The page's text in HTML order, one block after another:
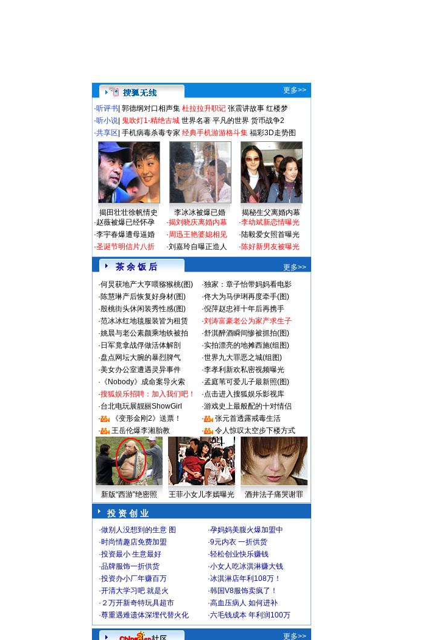
更多>>
·听评书 郭德纲对口相声集 杜拉拉升职记 张震讲故事 红楼梦
·听小说 鬼吹灯1-精绝古城 世界名著 平凡的世界 货币战争2
·共享区 手机病毒杀毒专家 经典手机游游格斗集 福彩3D走势图
揭田壮壮徐帆情史 李冰冰被爆已婚
揭秘生父离婚内幕
·赵薇被爆已经怀孕
·李宇春爆遭母逼婚
·圣诞节明信片八折
·揭刘晓庆离婚内幕
·周迅王艳婆媳相见
·刘嘉玲自曝正造人
·李幼斌新恋情曝光
·陆毅爱女照首曝光
·陈好新男友被曝光
茶 余 饭 后
更多>>
·何炅获地产大亨喂猕猴桃(图) ·独家：章子怡带妈妈看电影
·陈慧琳产后恢复好身材(图) ·佟大为马伊琍再度牵手(图)
·殷桃街头休闲装秀性感(图) ·倪萍赵忠祥十年后再携手
·范冰冰红地毯服装皆为租赁 ·刘涛富豪老公为家产求生子
·姚晨与老公素颜乘地铁被拍 ·舒淇醉酒瞬间惨被抓拍(图)
· 日军竟拿战俘做活体解剖 ·实拍漂亮的地摊西施(组图)
·盘点网坛大腕的暴烈脾气 ·世界九大罪恶之城(组图)
·美女办公室遭遇灵异事件 ·李孝利新欢私密视频曝光
· 《Nobody》成命案导火索 ·孟庭苇可爱儿子最新照(图)
·搜狐娱乐招聘：加入我们吧！ ·点击进入搜狐娱乐影视库
·台北电玩展靓丽ShowGirl ·游戏史上最般配的十对情侣
·
《变形金刚2》送票！ ·
张元首透露戒毒生活
·
王岳伦爆李湘胎教 · 令人惊叹太空步下楼方式
新版“西游”绝密照 王菲小女儿李嫣曝光 酒井法子痛哭谢罪
投 资 创 业
·做别人没想到的生意 图 ·孕妈妈美腹火爆加盟中
·时尚情趣店免费加盟 ·9元内衣 一折供货
·投资最小 生意最好 ·轻松创业快乐赚钱
·品牌服饰一折供货 ·小女人吃冰淇淋赚大钱
·投资办小厂年赚百万 ·冰淇淋店年利108万！
·开清大学习吧 就是火 ·韩国V8服饰卖疯了！
· ２万开新奇特玩具超市 ·高血压病人 如何进补
·尊重遇难遗体深埋代替火化 ·六毛钱成本 年利润100万
更多>>